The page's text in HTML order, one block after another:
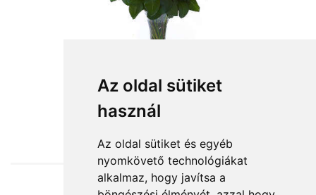
Az oldal sütiket
használ
Az oldal sütiket és egyéb
nyomkövető technológiákat
alkalmaz, hogy javítsa a
Szálas virágok: sárga rózsa
3 800 Ft-tól